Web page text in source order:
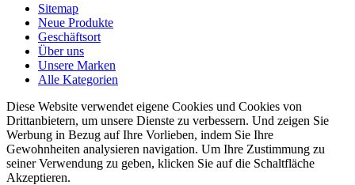
Sitemap
Neue Produkte
Geschäftsort
Über uns
Unsere Marken
Alle Kategorien
Diese Website verwendet eigene Cookies und Cookies von
Drittanbietern, um unsere Dienste zu verbessern. Und zeigen Sie
Werbung in Bezug auf Ihre Vorlieben, indem Sie Ihre
Gewohnheiten analysieren navigation. Um Ihre Zustimmung zu
seiner Verwendung zu geben, klicken Sie auf die Schaltfläche
Akzeptieren.